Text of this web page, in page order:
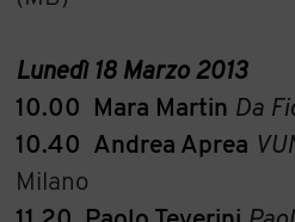
Lunedì 18 Marzo 2013
10.00
Mara Martin Da
10.40
Andrea Aprea
Milano